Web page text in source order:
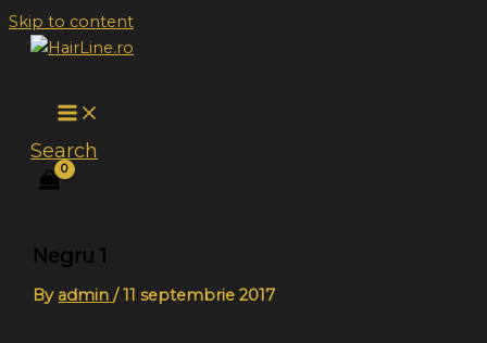
Skip to content
Search
Negru 1
By admin/11 septembrie 2017